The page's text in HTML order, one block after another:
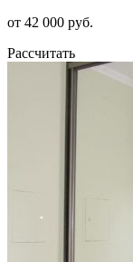
от 42 000 руб.
Рассчитать